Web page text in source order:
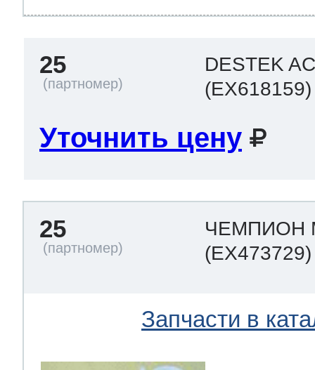
25
DESTEK
(EX618159)
Уточнить цену
25
ЧЕМПИОН
(EX473729)
Запчасти в